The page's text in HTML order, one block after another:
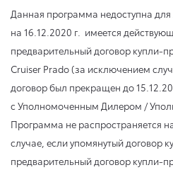
Данная программа недоступна для
на 16.12.2020 г.
имеется
предварительный договор купли-
Cruiser Prado (за исключением
договор был прекращен до
с Уполномоченным Дилером /
Программа не распространяется
случае, если упомянутый договор
предварительный договор купли-